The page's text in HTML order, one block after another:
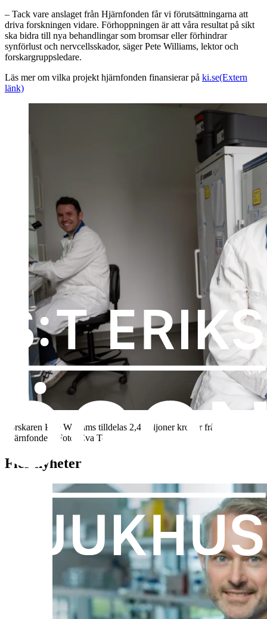
– Tack vare anslaget från Hjärnfonden får vi förutsättningarna att
driva forskningen vidare. Förhoppningen är att våra resultat på sikt
ska bidra till nya behandlingar som bromsar eller förhindrar
synförlust och nervcellsskador, säger Pete Williams, lektor och
forskargruppsledare.
Läs mer om vilka projekt hjärnfonden finansierar på ki.se(Extern
länk)
Forskaren Pete Williams tilldelas 2,4 miljoner kronor från
Hjärnfonden
. Foto: Eva Tov
Fler nyheter